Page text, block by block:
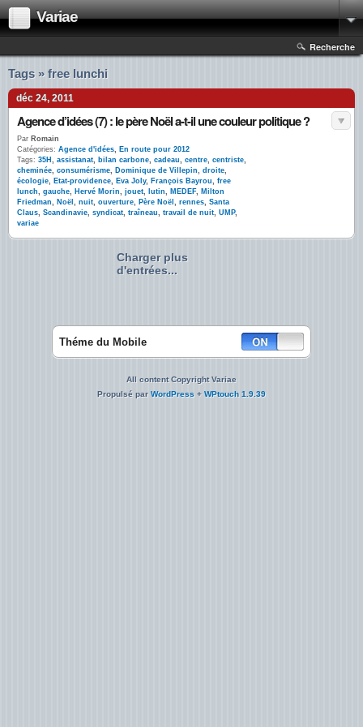
Variae
Recherche
Tags » free lunchi
déc 24, 2011
Agence d’idées (7) : le père Noël a-t-il une couleur politique ?
Par Romain
Catégories: Agence d'idées, En route pour 2012
Tags: 35H , assistanat, bilan carbone, cadeau, centre, centriste,
cheminée, consumérisme, Dominique de Villepin, droite,
écologie, Etat-providence, Eva Joly, François Bayrou, free
lunch, gauche, Hervé Morin, jouet, lutin, MEDEF, Milton
Friedman, Noël , nuit, ouverture, Père Noël , rennes, Santa
Claus, Scandinavie, syndicat, traîneau, travail de nuit, UMP,
variae
Charger plus
d'entrées...
Théme du Mobile
All content Copyright Variae
Propulsé parWordPress + WPtouch 1.9.39